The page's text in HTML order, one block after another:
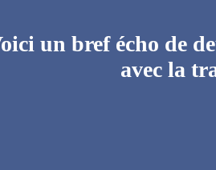
un bref écho de
avec la